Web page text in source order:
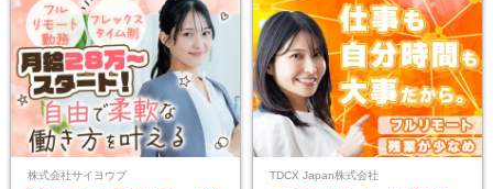
株式会社サイヨウブ TDCX Japan株式会社